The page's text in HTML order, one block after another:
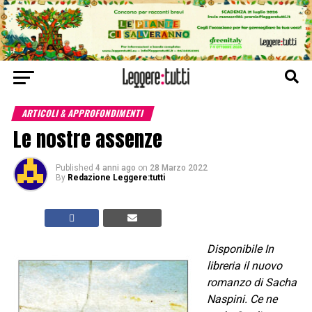
ARTICOLI & APPROFONDIMENTI
Le nostre assenze
Published 4 anni ago on 28 Marzo 2022
By Redazione Leggere:tutti
Disponibile In
libreria il nuovo
romanzo di Sacha
Naspini. Ce ne